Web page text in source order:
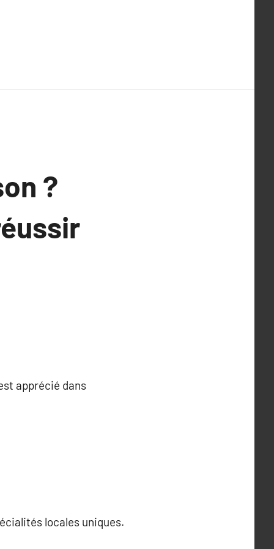
?
apprécié dans
locales uniques.